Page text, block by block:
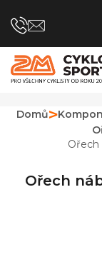
na
Domů
Ořech
Ořech